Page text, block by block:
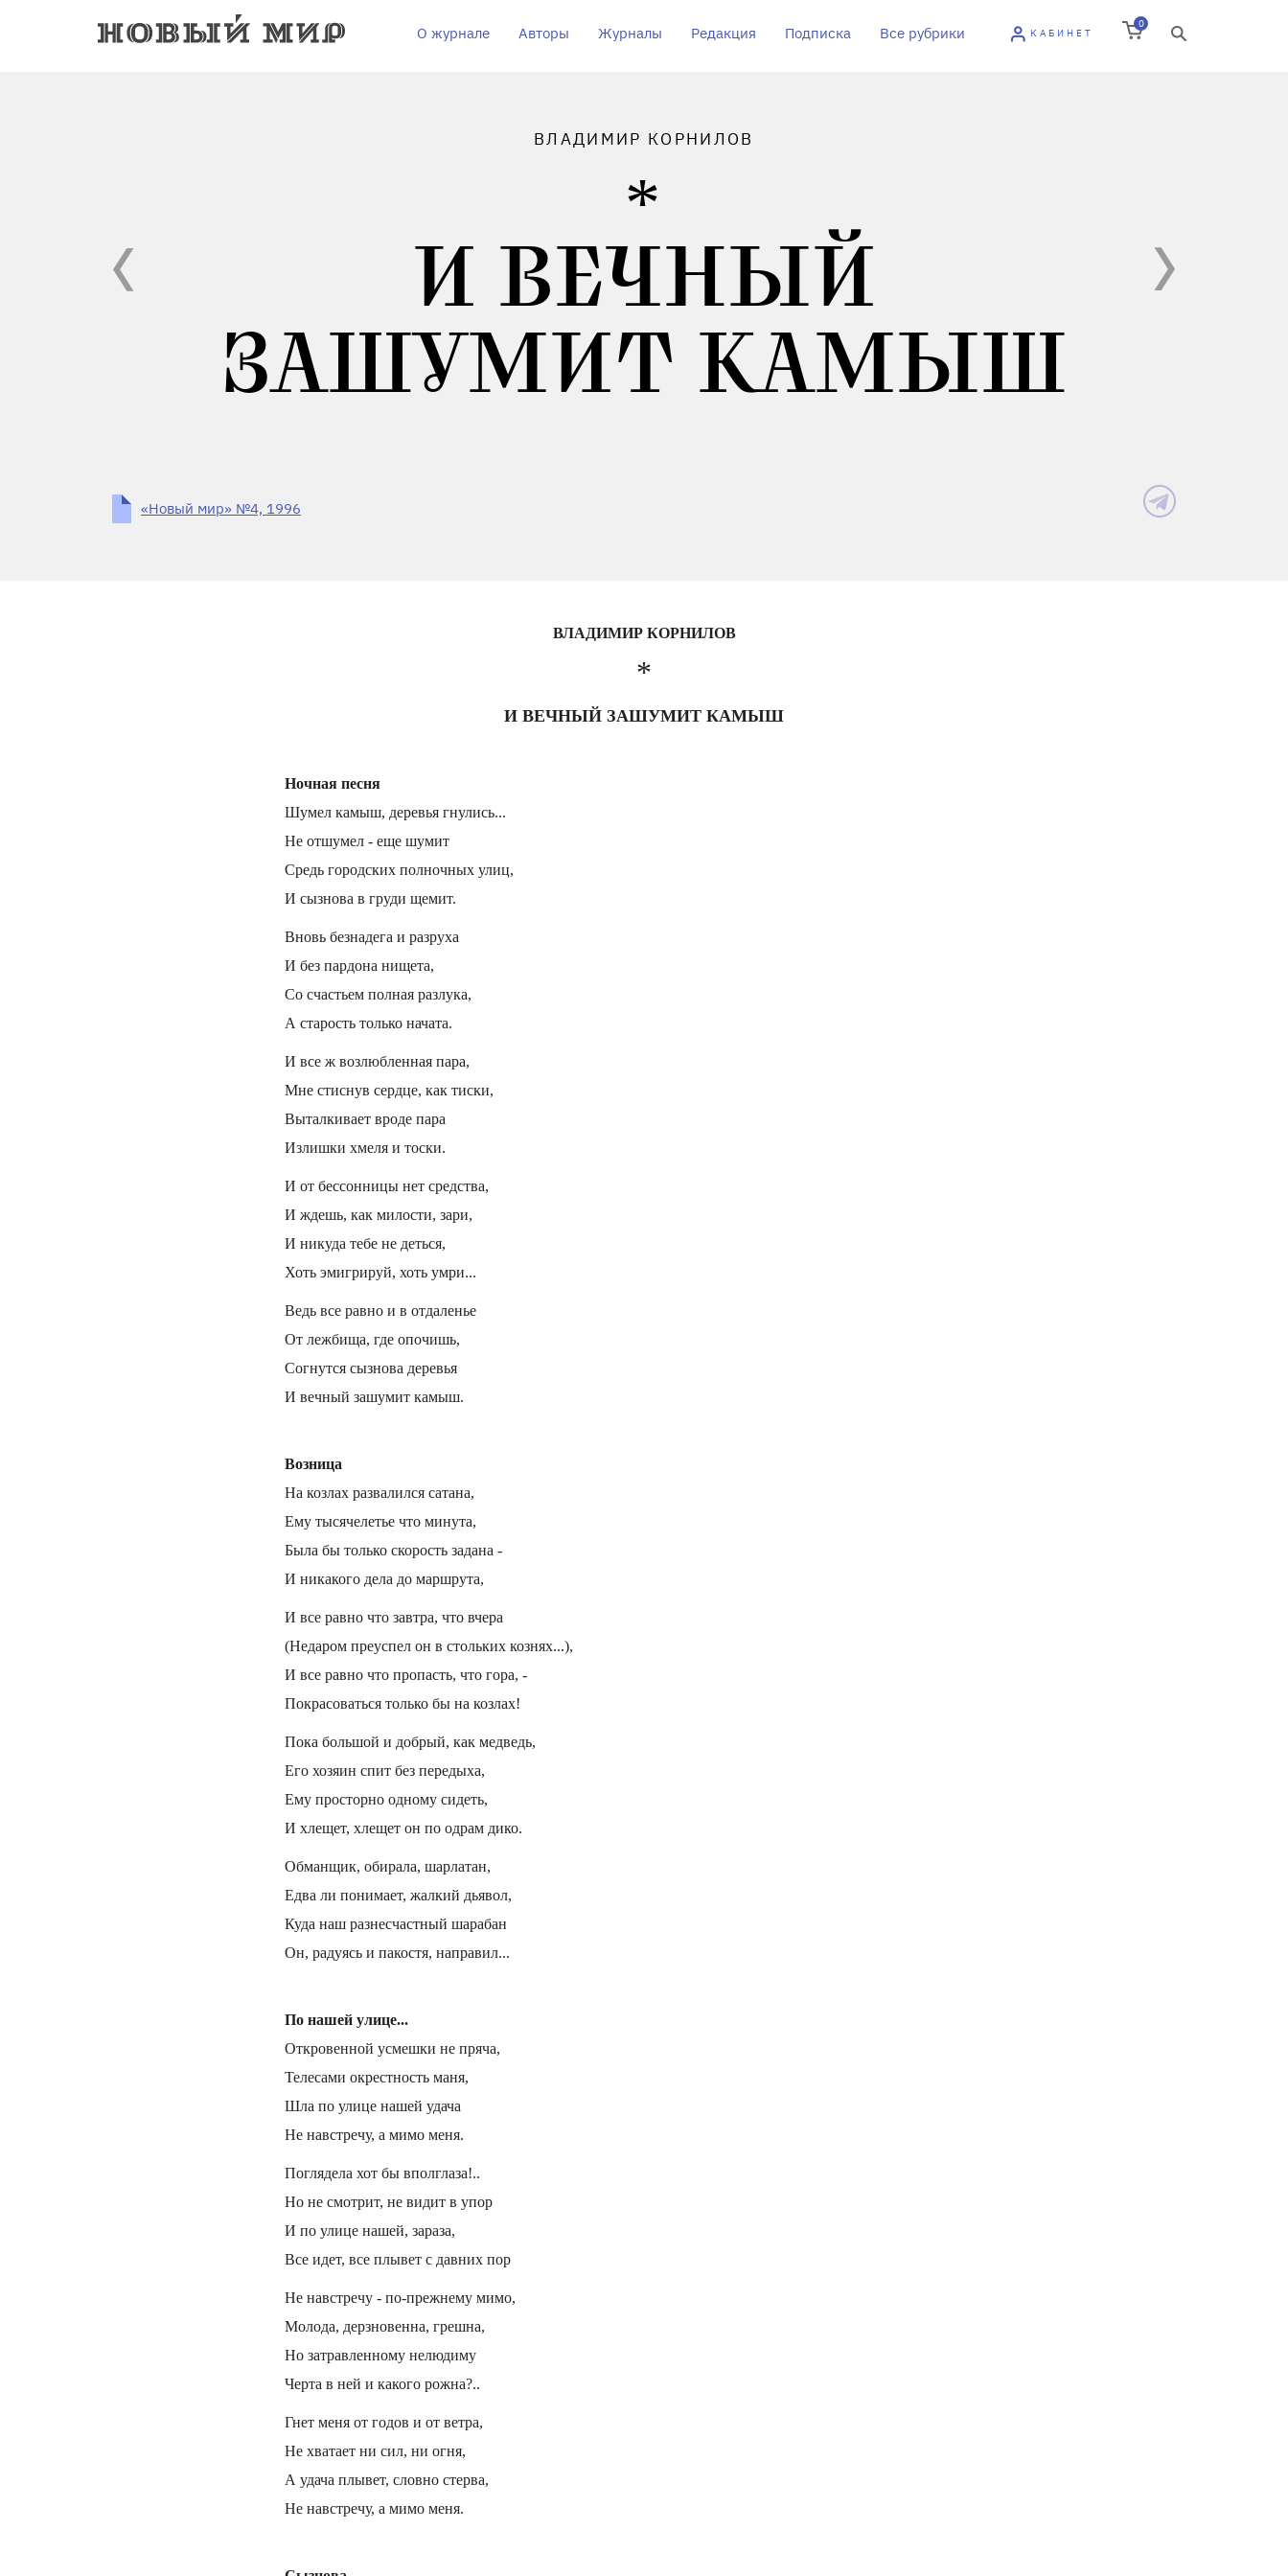
О журнале Авторы Журналы Редакция Подписка Все рубрики КАБИНЕТ
0
ВЛАДИМИР КОРНИЛОВ
И ВЕЧНЫЙ
ЗАШУМИТ КАМЫШ
«Новый мир» №4, 1996
ВЛАДИМИР КОРНИЛОВ
*
И ВЕЧНЫЙ ЗАШУМИТ КАМЫШ
Ночная песня
Шумел камыш, деревья гнулись...
Не отшумел - еще шумит
Средь городских полночных улиц,
И сызнова в груди щемит.
Вновь безнадега и разруха
И без пардона нищета,
Со счастьем полная разлука,
А старость только начата.
И все ж возлюбленная пара,
Мне стиснув сердце, как тиски,
Выталкивает вроде пара
Излишки хмеля и тоски.
И от бессонницы нет средства,
И ждешь, как милости, зари,
И никуда тебе не деться,
Хоть эмигрируй, хоть умри...
Ведь все равно и в отдаленье
От лежбища, где опочишь,
Согнутся сызнова деревья
И вечный зашумит камыш.
Возница
На козлах развалился сатана,
Ему тысячелетье что минута,
Была бы только скорость задана -
И никакого дела до маршрута,
И все равно что завтра, что вчера
(Недаром преуспел он в стольких кознях...),
И все равно что пропасть, что гора, -
Покрасоваться только бы на козлах!
Пока большой и добрый, как медведь,
Его хозяин спит без передыха,
Ему просторно одному сидеть,
И хлещет, хлещет он по одрам дико.
Обманщик, обирала, шарлатан,
Едва ли понимает, жалкий дьявол,
Куда наш разнесчастный шарабан
Он, радуясь и пакостя, направил...
По нашей улице...
Откровенной усмешки не пряча,
Телесами окрестность маня,
Шла по улице нашей удача
Не навстречу, а мимо меня.
Поглядела хот бы вполглаза!..
Но не смотрит, не видит в упор
И по улице нашей, зараза,
Все идет, все плывет с давних пор
Не навстречу - по-прежнему мимо,
Молода, дерзновенна, грешна,
Но затравленному нелюдиму
Черта в ней и какого рожна?..
Гнет меня от годов и от ветра,
Не хватает ни сил, ни огня,
А удача плывет, словно стерва,
Не навстречу, а мимо меня.